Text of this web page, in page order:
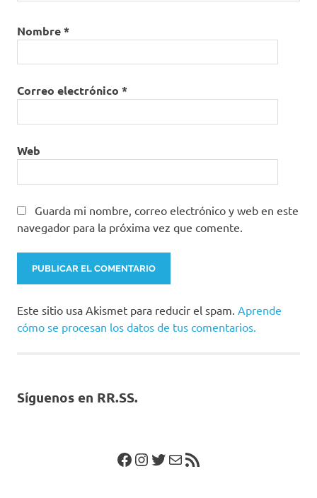
Nombre*
Correo electrónico *
Web
Guarda mi nombre, correo electrónico y web en este
navegador para la próxima vez que comente.
Este sitio usa Akismet para reducir el spam. Aprende
cómo se procesan los datos de tus comentarios.
Síguenos en RR.SS.
Facebook
Instagram
Twitter
Correo electrónico
Feed RSS